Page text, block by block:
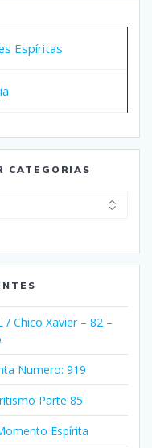
Espíritas
CATEGORIAS
/ Chico Xavier – 82 –
Numero: 919
Parte 85
Espírita